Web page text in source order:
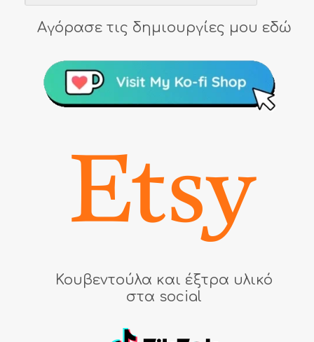
Αγόρασε τις δημιουργίες μου εδώ
Κουβεντούλα και έξτρα υλικό
στα social